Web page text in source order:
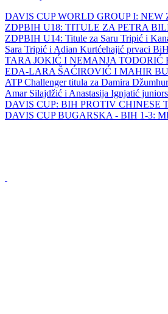
DAVIS CUP WORLD GROUP I: NEW
ZDPBIH U18: TITULE ZA PETRA
ZDPBIH U14: Titule za Saru Tripić i
Sara Tripić i Adian Kurtćehajić prvaci
TARA JOKIĆ I NEMANJA TODORIĆ
EDA-LARA ŠAĆIROVIĆ I MAHIR
ATP Challenger titula za Damira
Amar Silajdžić i Anastasija Ignjatić
DAVIS CUP: BIH PROTIV CHINESE
DAVIS CUP BUGARSKA - BIH 1-3: